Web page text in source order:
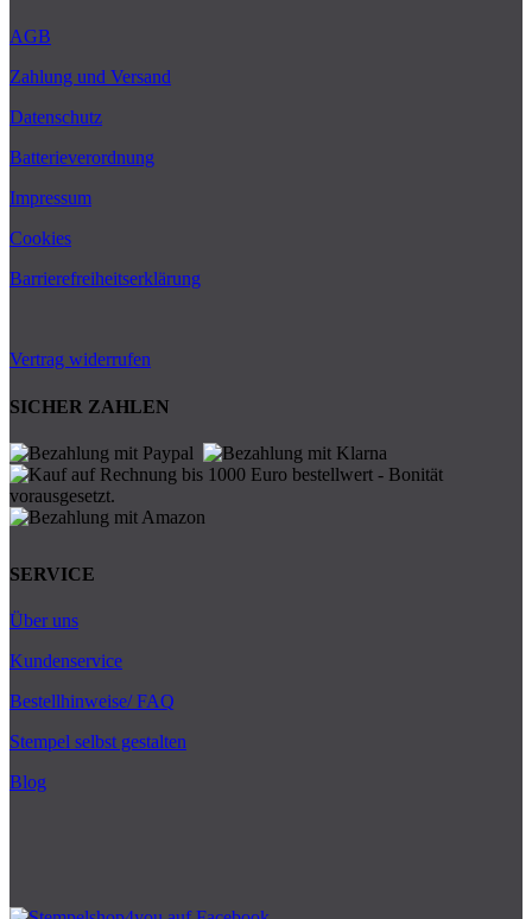
AGB
Zahlung und Versand
Datenschutz
Batterieverordnung
Impressum
Cookies
Barrierefreiheitserklärung
Vertrag widerrufen
SICHER ZAHLEN
SERVICE
Über uns
Kundenservice
Bestellhinweise/ FAQ
Stempel selbst gestalten
Blog